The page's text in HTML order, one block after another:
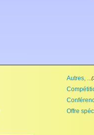
Autres, ...
Offre